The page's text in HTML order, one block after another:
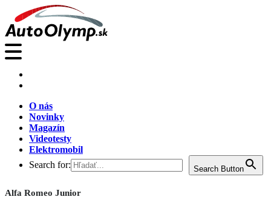
O nás
Novinky
Magazín
Videotesty
Elektromobil
Search for:
Search Button
Alfa Romeo Junior